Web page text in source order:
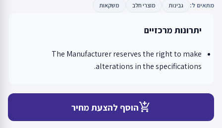
מתאים ל: גבינות מוצרי חלב משקאות
יתרונות מרכזיים
The Manufacturer reserves the right to make
alterations in the specifications.
add_shopping_cartהוסף להצעת מחיר